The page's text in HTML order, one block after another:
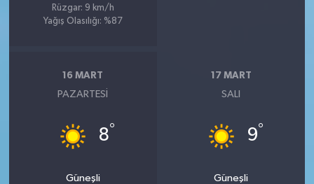
Rüzgar: 9 km/h
Yağış Olasılığı: %87
16 MART
PAZARTESI
8°
Güneşli
17 MART
SALI
9°
Güneşli